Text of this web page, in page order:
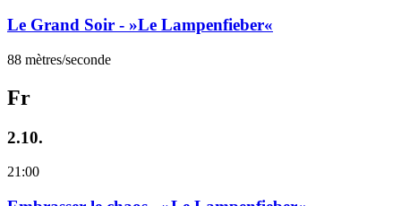
Le Grand Soir - »Le Lampenfieber«
88 mètres/seconde
Fr
2.10.
21:00